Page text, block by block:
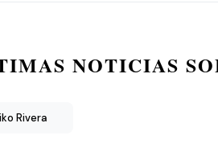
NOTICIAS
Rivera